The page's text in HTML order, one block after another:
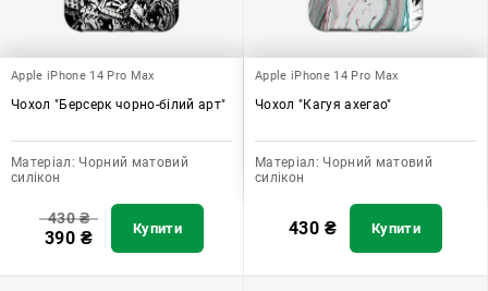
Apple iPhone 14 Pro Max
Чохол "Берсерк чорно-білий арт"
Матеріал: Чорний матовий
силікон
430₴
390 ₴ Купити
Apple iPhone 14 Pro Max
Чохол "Кагуя ахегао"
Матеріал: Чорний матовий
силікон
430 ₴ Купити